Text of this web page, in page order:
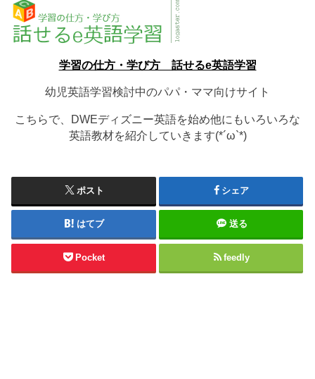
学習の仕方・学び方 話せるe英語学習
幼児英語学習検討中のパパ・ママ向けサイト
こちらで、DWEディズニー英語を始め他にもいろいろな
英語教材を紹介していきます(*´ω`*)
ポスト シェア
はてブ 送る
Pocket feedly